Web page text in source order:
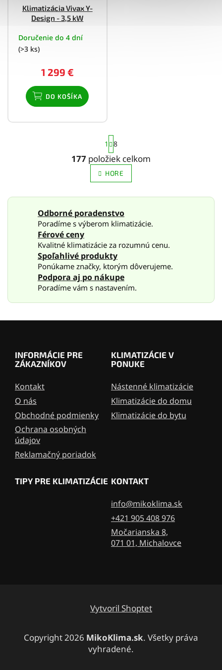
Klimatizácia Vivax Y-
Design - 3,5 kW
Doručenie do 4 dní
(>3 ks)
1 299 €
DO KOŠÍKA
O
v
l
d
a
c
i
p
r
v
k
y
v
ý
i
S
t
r
á
n
k
v
n
i
1 8
177 položiek celkom
HORE
Odborné poradenstvo
Poradíme s výberom klimatizácie.
Férové ceny
Kvalitné klimatizácie za rozumnú cenu.
Spoľahlivé produkty
Ponúkame značky, ktorým dôverujeme.
Podpora aj po nákupe
Poradíme vám s nastavením.
INFORMÁCIE PRE
ZÁKAZNÍKOV
Kontakt
O nás
Obchodné podmienky
Ochrana osobných
údajov
Reklamačný poriadok
KLIMATIZÁCIE V
PONUKE
Nástenné klimatizácie
Klimatizácie do domu
Klimatizácie do bytu
TIPY PRE KLIMATIZÁCIE KONTAKT
info@mikoklima.sk
+421 905 408 976
Močarianska 8,
071 01, Michalovce
Vytvoril Shoptet
Copyright 2026 MikoKlima.sk. Všetky práva
vyhradené.